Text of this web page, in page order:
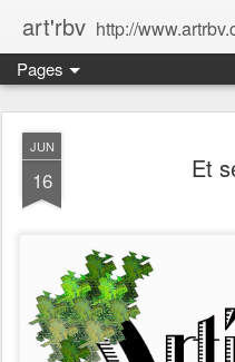
art'rbv http://www.artrbv.com/ site de
Pages
JUN
16 Et